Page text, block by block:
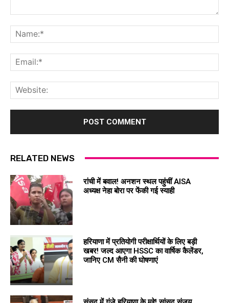
RELATED NEWS
रांची में बवाल! अनशन स्थल पहुंचीं AISA
अध्यक्ष नेहा बोरा पर फेंकी गई स्याही
हरियाणा में प्रतियोगी परीक्षार्थियों के लिए बड़ी
खबर! जल्द आएगा HSSC का वार्षिक कैलेंडर,
जानिए CM सैनी की घोषणाएं